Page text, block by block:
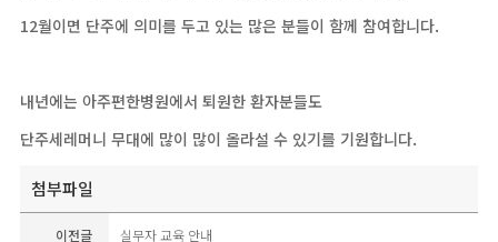
12월이면 단주에 의미를 두고 있는 많은 분들이 함께 참여합니다.
내년에는 아주편한병원에서 퇴원한 환자분들도
단주세레머니 무대에 많이 많이 올라설 수 있기를 기원합니다.
첨부파일
이전글 실무자 교육 안내